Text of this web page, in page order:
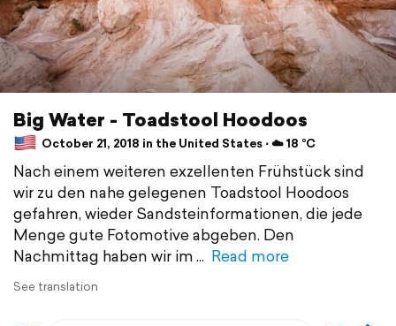
Big Water - Toadstool Hoodoos
October 21, 2018 in the United States ⋅ ☁️ 18 °C
Nach einem weiteren exzellenten Frühstück sind
wir zu den nahe gelegenen Toadstool Hoodoos
gefahren, wieder Sandsteinformationen, die jede
Menge gute Fotomotive abgeben. Den
Nachmittag haben wir im
Read more
See translation